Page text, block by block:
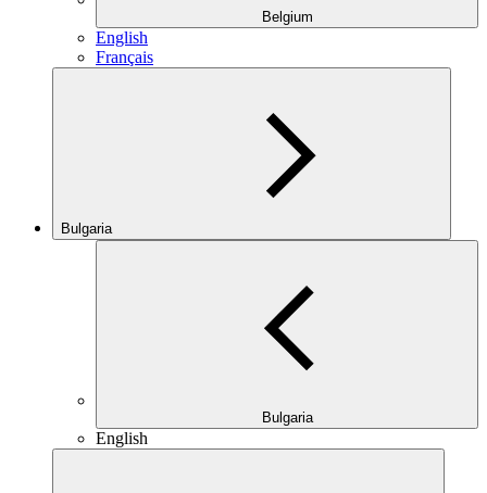
Belgium
English
Français
Bulgaria
Bulgaria
English